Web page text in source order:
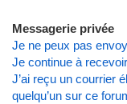
Messagerie privée
Je ne peux pas
Je continue à
J’ai reçu un courrier
quelqu’un sur ce